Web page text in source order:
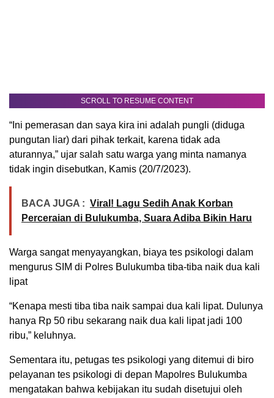
SCROLL TO RESUME CONTENT
“Ini pemerasan dan saya kira ini adalah pungli (diduga
pungutan liar) dari pihak terkait, karena tidak ada
aturannya,” ujar salah satu warga yang minta namanya
tidak ingin disebutkan, Kamis (20/7/2023).
BACA JUGA : Viral! Lagu Sedih Anak Korban
Perceraian di Bulukumba, Suara Adiba Bikin Haru
Warga sangat menyayangkan, biaya tes psikologi dalam
mengurus SIM di Polres Bulukumba tiba-tiba naik dua kali
lipat
“Kenapa mesti tiba tiba naik sampai dua kali lipat. Dulunya
hanya Rp 50 ribu sekarang naik dua kali lipat jadi 100
ribu,” keluhnya.
Sementara itu, petugas tes psikologi yang ditemui di biro
pelayanan tes psikologi di depan Mapolres Bulukumba
mengatakan bahwa kebijakan itu sudah disetujui oleh